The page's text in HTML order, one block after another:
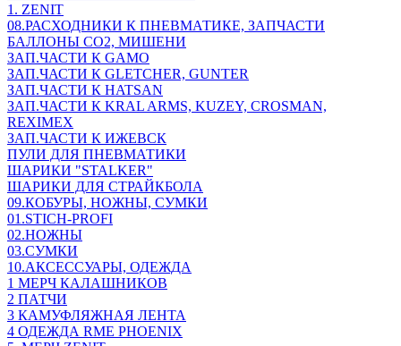
1. ZENIT
08.РАСХОДНИКИ К ПНЕВМАТИКЕ, ЗАПЧАСТИ
БАЛЛОНЫ CO2, МИШЕНИ
ЗАП.ЧАСТИ К GAMO
ЗАП.ЧАСТИ К GLETCHER, GUNTER
ЗАП.ЧАСТИ К HATSAN
ЗАП.ЧАСТИ К KRAL ARMS, KUZEY, CROSMAN,
REXIMEX
ЗАП.ЧАСТИ К ИЖЕВСК
ПУЛИ ДЛЯ ПНЕВМАТИКИ
ШАРИКИ "STALKER"
ШАРИКИ ДЛЯ СТРАЙКБОЛА
09.КОБУРЫ, НОЖНЫ, СУМКИ
01.STICH-PROFI
02.НОЖНЫ
03.СУМКИ
10.АКСЕССУАРЫ, ОДЕЖДА
1 МЕРЧ КАЛАШНИКОВ
2 ПАТЧИ
3 КАМУФЛЯЖНАЯ ЛЕНТА
4 ОДЕЖДА RME PHOENIX